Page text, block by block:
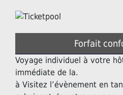
Forfait
Voyage individuel à votre
immédiate de la.
à Visitez l’évènement en